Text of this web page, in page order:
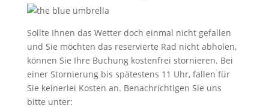
Sollte Ihnen das Wetter doch einmal nicht gefallen
und Sie möchten das reservierte Rad nicht abholen,
können Sie Ihre Buchung kostenfrei stornieren. Bei
einer Stornierung bis spätestens 11 Uhr, fallen für
Sie keinerlei Kosten an. Benachrichtigen Sie uns
bitte unter: